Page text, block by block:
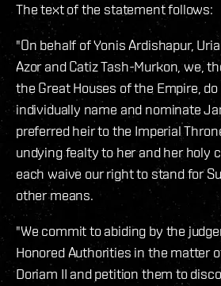
The text of the statement follows:
"On behalf of Yonis Ardishapur,
Azor and Catiz Tash-Murkon, we,
the Great Houses of the Empire,
individually name and nominate
preferred heir to the Imperial
undying fealty to her and her holy
each waive our right to stand for
other means.
"We commit to abiding by the
Honored Authorities in the matter
Doriam II and petition them to